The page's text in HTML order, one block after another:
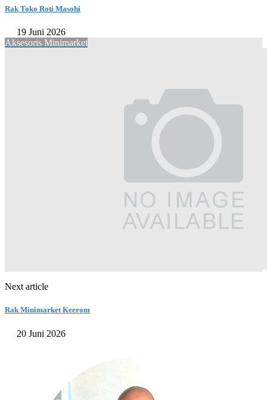
Rak Toko Roti Masohi
19 Juni 2026
Aksesoris Minimarket
Next article
Rak Minimarket Keerom
20 Juni 2026